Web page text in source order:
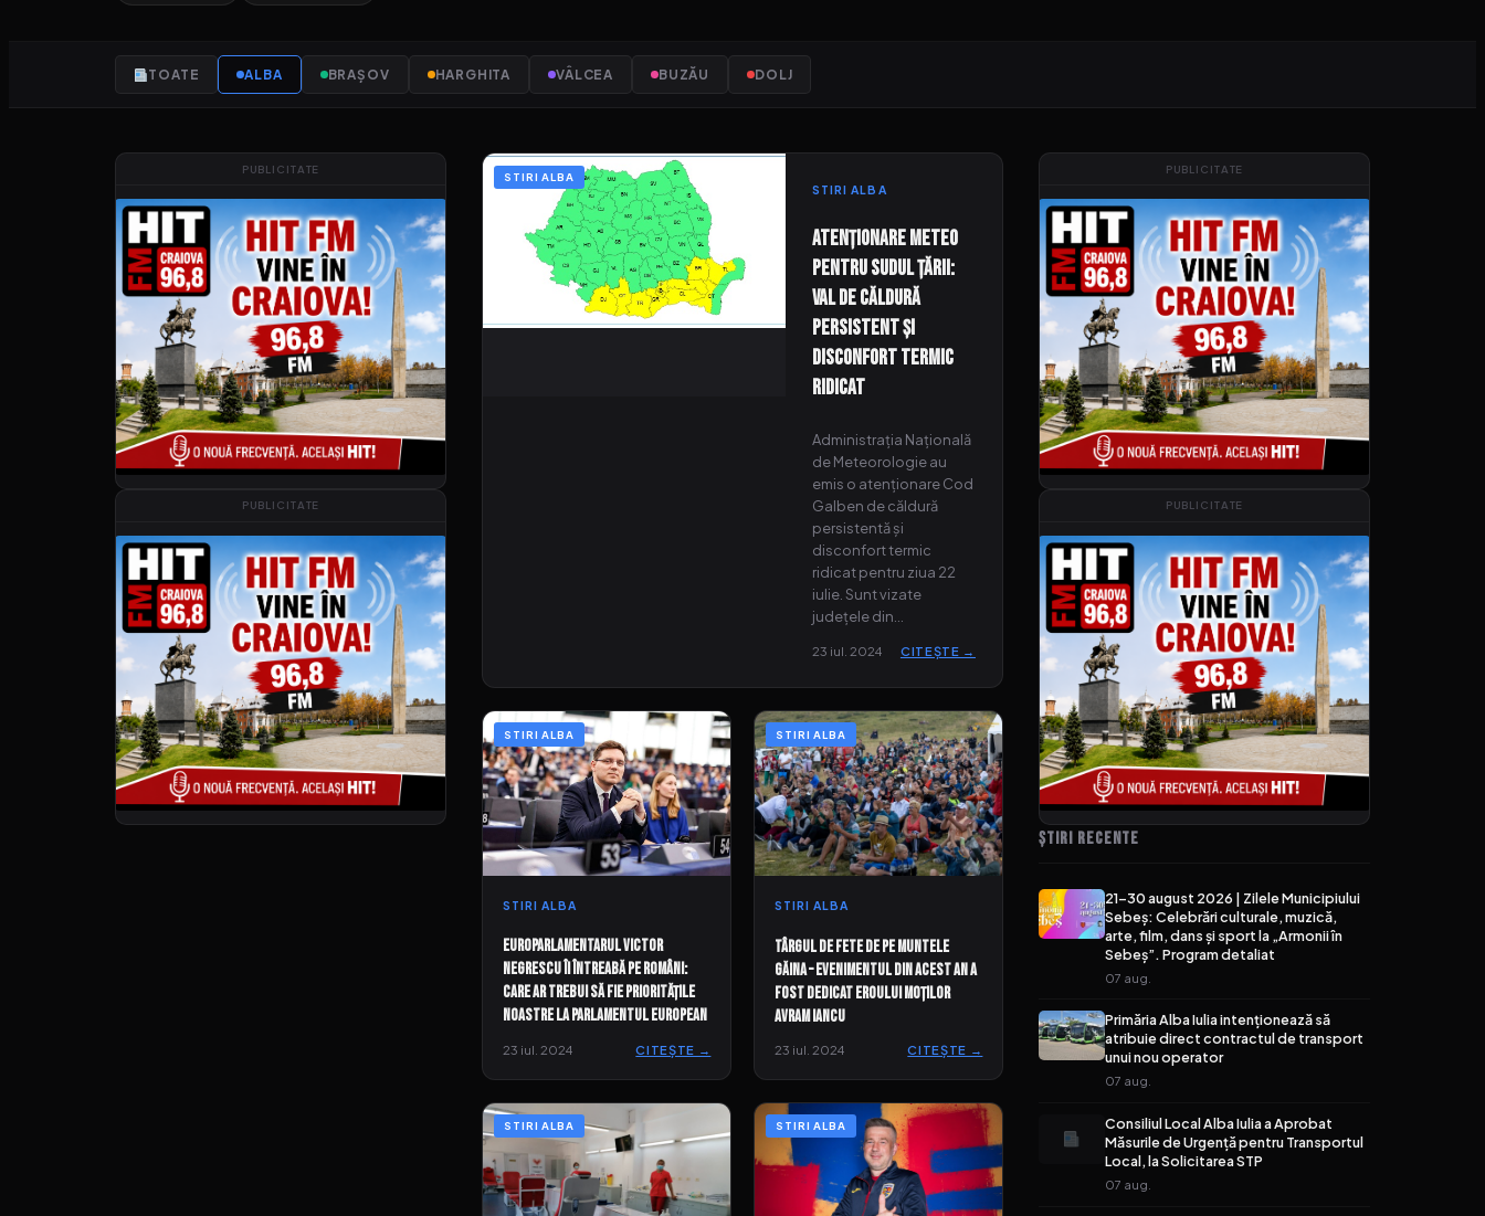
TOATE ALBA BRAȘOV HARGHITA VÂLCEA BUZĂU DOLJ
PUBLICITATE
PUBLICITATE
STIRI ALBA
STIRI ALBA
Atenționare meteo
pentru sudul țării:
val de căldură
persistent și
disconfort termic
ridicat
Administrația Națională
de Meteorologie au
emis o atenționare Cod
Galben de căldură
persistentă și
disconfort termic
ridicat pentru ziua 22
iulie. Sunt vizate
județele din…
23 iul. 2024 CITEȘTE →
STIRI ALBA
STIRI ALBA
Europarlamentarul Victor
Negrescu îi întreabă pe români:
Care ar trebui să fie prioritățile
noastre la Parlamentul European
23 iul. 2024 CITEȘTE →
STIRI ALBA
STIRI ALBA
Târgul de Fete de pe Muntele
Găina – evenimentul din acest an a
fost dedicat eroului moților
Avram Iancu
23 iul. 2024 CITEȘTE →
STIRI ALBA STIRI ALBA
PUBLICITATE
PUBLICITATE
ȘTIRI RECENTE
21-30 august 2026 | Zilele Municipiului
Sebeș: Celebrări culturale, muzică,
arte, film, dans și sport la „Armonii în
Sebeș”. Program detaliat
07 aug.
Primăria Alba Iulia intenționează să
atribuie direct contractul de transport
unui nou operator
07 aug.
Consiliul Local Alba Iulia a Aprobat
Măsurile de Urgență pentru Transportul
Local, la Solicitarea STP
07 aug.